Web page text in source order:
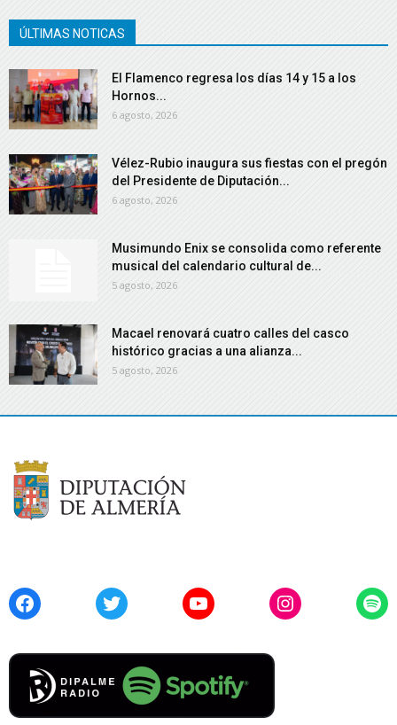
ÚLTIMAS NOTICAS
El Flamenco regresa los días 14 y 15 a los
Hornos...
6 agosto, 2026
Vélez-Rubio inaugura sus fiestas con el pregón
del Presidente de Diputación...
6 agosto, 2026
Musimundo Enix se consolida como referente
musical del calendario cultural de...
5 agosto, 2026
Macael renovará cuatro calles del casco
histórico gracias a una alianza...
5 agosto, 2026
FacebookTwitter YouTubeInstagram